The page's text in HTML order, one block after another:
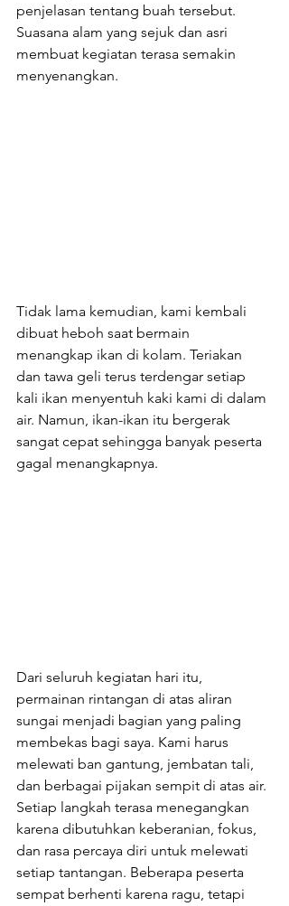
penjelasan tentang buah tersebut.
Suasana alam yang sejuk dan asri
membuat kegiatan terasa semakin
menyenangkan.
Tidak lama kemudian, kami kembali
dibuat heboh saat bermain
menangkap ikan di kolam. Teriakan
dan tawa geli terus terdengar setiap
kali ikan menyentuh kaki kami di dalam
air. Namun, ikan-ikan itu bergerak
sangat cepat sehingga banyak peserta
gagal menangkapnya.
Dari seluruh kegiatan hari itu,
permainan rintangan di atas aliran
sungai menjadi bagian yang paling
membekas bagi saya. Kami harus
melewati ban gantung, jembatan tali,
dan berbagai pijakan sempit di atas air.
Setiap langkah terasa menegangkan
karena dibutuhkan keberanian, fokus,
dan rasa percaya diri untuk melewati
setiap tantangan. Beberapa peserta
sempat berhenti karena ragu, tetapi